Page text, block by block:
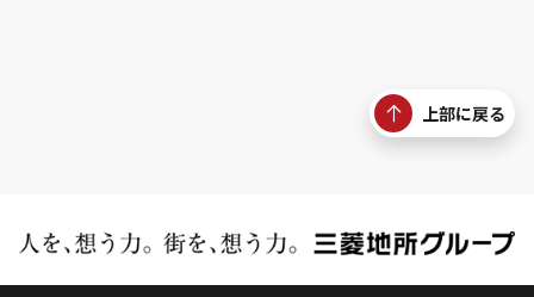
上部に戻る